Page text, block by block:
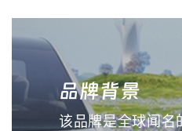
品牌背景
该品牌是全球闻名